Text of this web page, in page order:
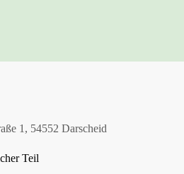
1, 54552 Darscheid
Teil